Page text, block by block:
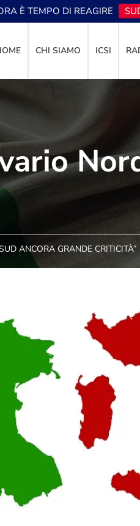
È TEMPO DI REAGIRE
CHI SIAMO ICSI
ANCORA GRANDE CRITICITÀ”